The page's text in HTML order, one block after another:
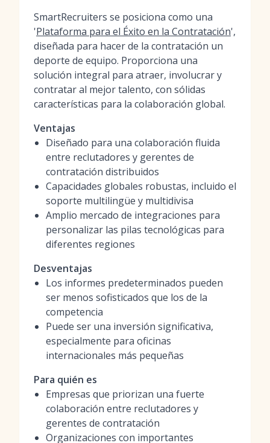
SmartRecruiters se posiciona como una
'Plataforma para el Éxito en la Contratación',
diseñada para hacer de la contratación un
deporte de equipo. Proporciona una
solución integral para atraer, involucrar y
contratar al mejor talento, con sólidas
características para la colaboración global.
Ventajas
Diseñado para una colaboración fluida
entre reclutadores y gerentes de
contratación distribuidos
Capacidades globales robustas, incluido el
soporte multilingüe y multidivisa
Amplio mercado de integraciones para
personalizar las pilas tecnológicas para
diferentes regiones
Desventajas
Los informes predeterminados pueden
ser menos sofisticados que los de la
competencia
Puede ser una inversión significativa,
especialmente para oficinas
internacionales más pequeñas
Para quién es
Empresas que priorizan una fuerte
colaboración entre reclutadores y
gerentes de contratación
Organizaciones con importantes